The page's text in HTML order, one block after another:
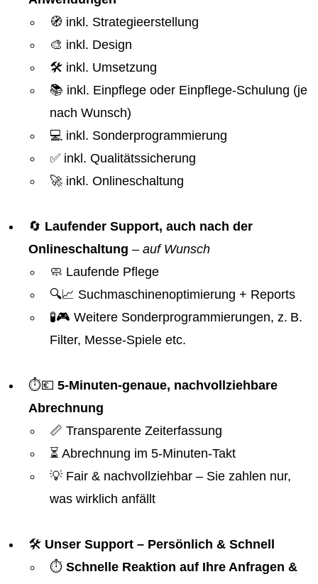
🧭 inkl. Strategieerstellung
🎨 inkl. Design
🛠️ inkl. Umsetzung
📚 inkl. Einpflege oder Einpflege-Schulung (je
nach Wunsch)
💻 inkl. Sonderprogrammierung
✅ inkl. Qualitätssicherung
🚀 inkl. Onlineschaltung
🔄 Laufender Support, auch nach der
Onlineschaltung – auf Wunsch
🧼 Laufende Pflege
🔍📈 Suchmaschinenoptimierung + Reports
🧪🎮 Weitere Sonderprogrammierungen, z. B.
Filter, Messe-Spiele etc.
⏱️💶 5-Minuten-genaue, nachvollziehbare
Abrechnung
📏 Transparente Zeiterfassung
⏳ Abrechnung im 5-Minuten-Takt
💡 Fair & nachvollziehbar – Sie zahlen nur,
was wirklich anfällt
🛠️ Unser Support – Persönlich & Schnell
⏱️ Schnelle Reaktion auf Ihre Anfragen &